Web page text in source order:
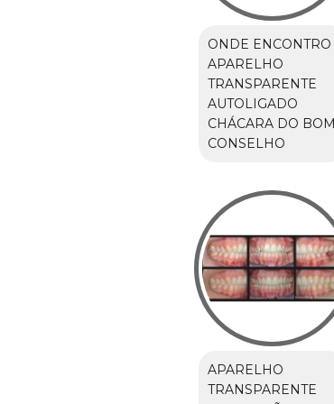
ONDE ENCONTRO
APARELHO
TRANSPARENTE
AUTOLIGADO
CHÁCARA DO BOM
CONSELHO
APARELHO
TRANSPARENTE